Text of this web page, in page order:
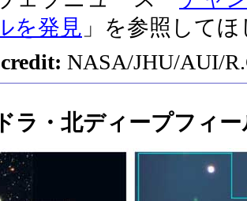
を発見 」を参照して
NASA/JHU/AUI/
ラ・北ディープフィ